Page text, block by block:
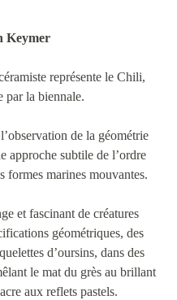
Keymer
représente le Chili,
par la biennale.
de la géométrie
approche subtile de l’ordre
formes marines mouvantes.
et fascinant de créatures
géométriques, des
d’oursins, dans des
le mat du grès au brillant
aux reflets pastels.